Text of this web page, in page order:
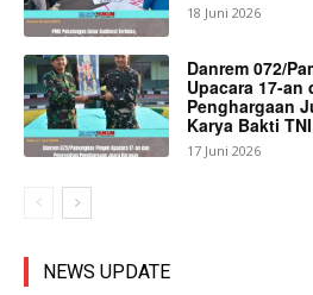
18 Juni 2026
Danrem 072/
Upacara 17-an
Penghargaan
Karya Bakti
17 Juni 2026
NEWS UPDATE